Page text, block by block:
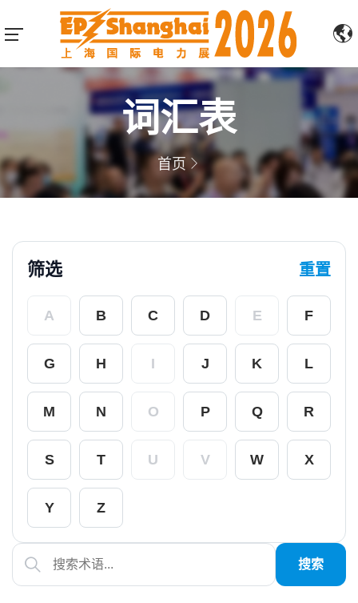
词汇表
首页
搜索
筛选 重置
A B C D E F
G H I J K L
M N O P Q R
S T U V W X
Y Z